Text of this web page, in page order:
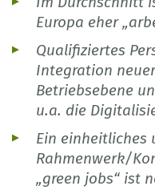
Europa eher
Qualifiziertes
Integration
Betriebsebene
u.a. die
Ein einheitliches
Rahmenwerk/
„green jobs“ ist